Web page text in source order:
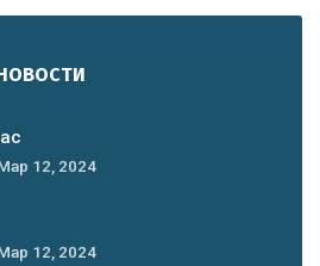
12, 2024
12, 2024